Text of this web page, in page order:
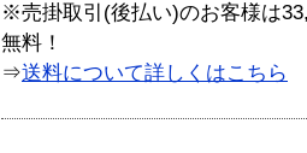
※売掛取引(後払い)のお客様は
無料！
⇒送料について詳しくはこちら